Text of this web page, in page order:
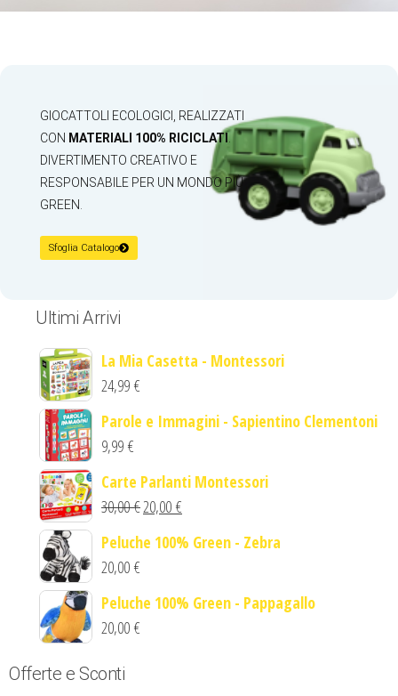
GIOCATTOLI ECOLOGICI, REALIZZATI
CON MATERIALI 100% RICICLATI
DIVERTIMENTO CREATIVO E
RESPONSABILE PER UN MONDO PIÙ
GREEN.
Sfoglia Catalogo
Ultimi Arrivi
La Mia Casetta - Montessori
24,99 €
Parole e Immagini - Sapientino Clementoni
9,99 €
Carte Parlanti Montessori
30,00€20,00 €
Peluche 100% Green - Zebra
20,00 €
Peluche 100% Green - Pappagallo
20,00 €
Offerte e Sconti